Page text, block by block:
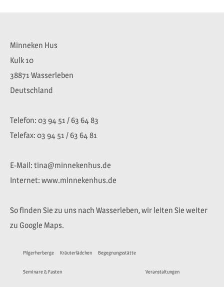
Minneken Hus
Kulk 10
38871 Wasserleben
Deutschland
Telefon: 03 94 51 / 63 64 83
Telefax: 03 94 51 / 63 64 81
E-Mail: tina@minnekenhus.de
Internet: www.minnekenhus.de
So finden Sie zu uns nach Wasserleben, wir leiten Sie weiter
zu Google Maps.
Pilgerherberge Kräuterlädchen Begegnungsstätte
Seminare & Fasten Veranstaltungen